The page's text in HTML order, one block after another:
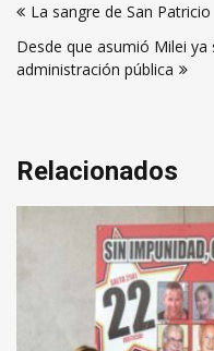
de
entradas
La sangre de San Patricio
Desde que asumió Milei
administración pública
Relacionados